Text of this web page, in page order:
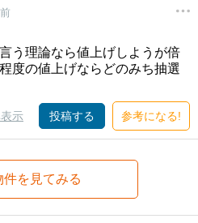
う理論なら値上げしようが倍
度の値上げならどのみち抽選
示 投稿する 参考になる!
件を見てみる